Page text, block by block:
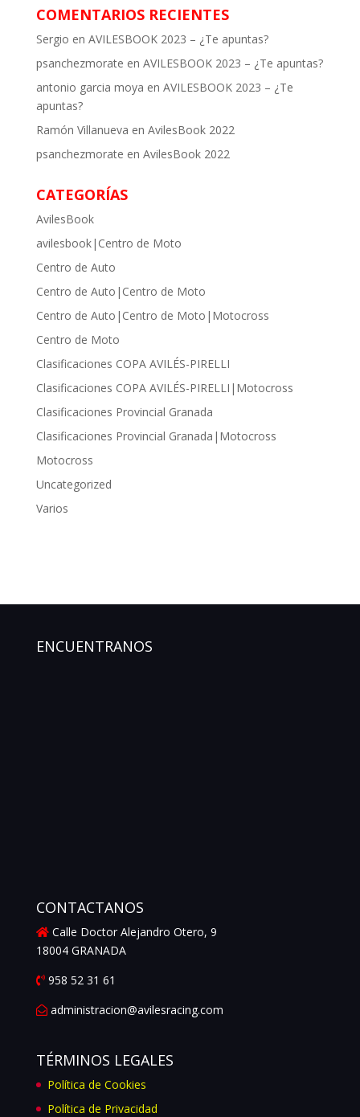
COMENTARIOS RECIENTES
Sergio en AVILESBOOK 2023 – ¿Te apuntas?
psanchezmorate en AVILESBOOK 2023 – ¿Te apuntas?
antonio garcia moya en AVILESBOOK 2023 – ¿Te
apuntas?
Ramón Villanueva en AvilesBook 2022
psanchezmorate en AvilesBook 2022
CATEGORÍAS
AvilesBook
avilesbook|Centro de Moto
Centro de Auto
Centro de Auto|Centro de Moto
Centro de Auto|Centro de Moto|Motocross
Centro de Moto
Clasificaciones COPA AVILÉS-PIRELLI
Clasificaciones COPA AVILÉS-PIRELLI|Motocross
Clasificaciones Provincial Granada
Clasificaciones Provincial Granada|Motocross
Motocross
Uncategorized
Varios
ENCUENTRANOS
CONTACTANOS
Calle Doctor Alejandro Otero, 9
18004 GRANADA
958 52 31 61
administracion@avilesracing.com
TÉRMINOS LEGALES
Política de Cookies
Política de Privacidad